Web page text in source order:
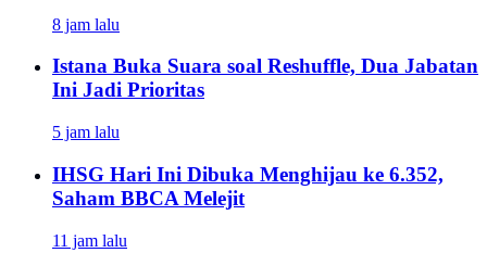
8 jam lalu
Istana Buka Suara soal Reshuffle, Dua Jabatan
Ini Jadi Prioritas
5 jam lalu
IHSG Hari Ini Dibuka Menghijau ke 6.352,
Saham BBCA Melejit
11 jam lalu